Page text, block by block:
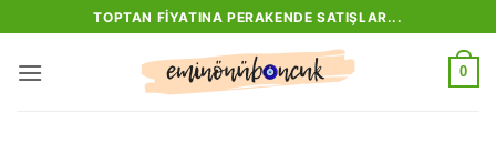
atla
TOPTAN FIYATINA PERAKENDE SATIŞLAR...
0